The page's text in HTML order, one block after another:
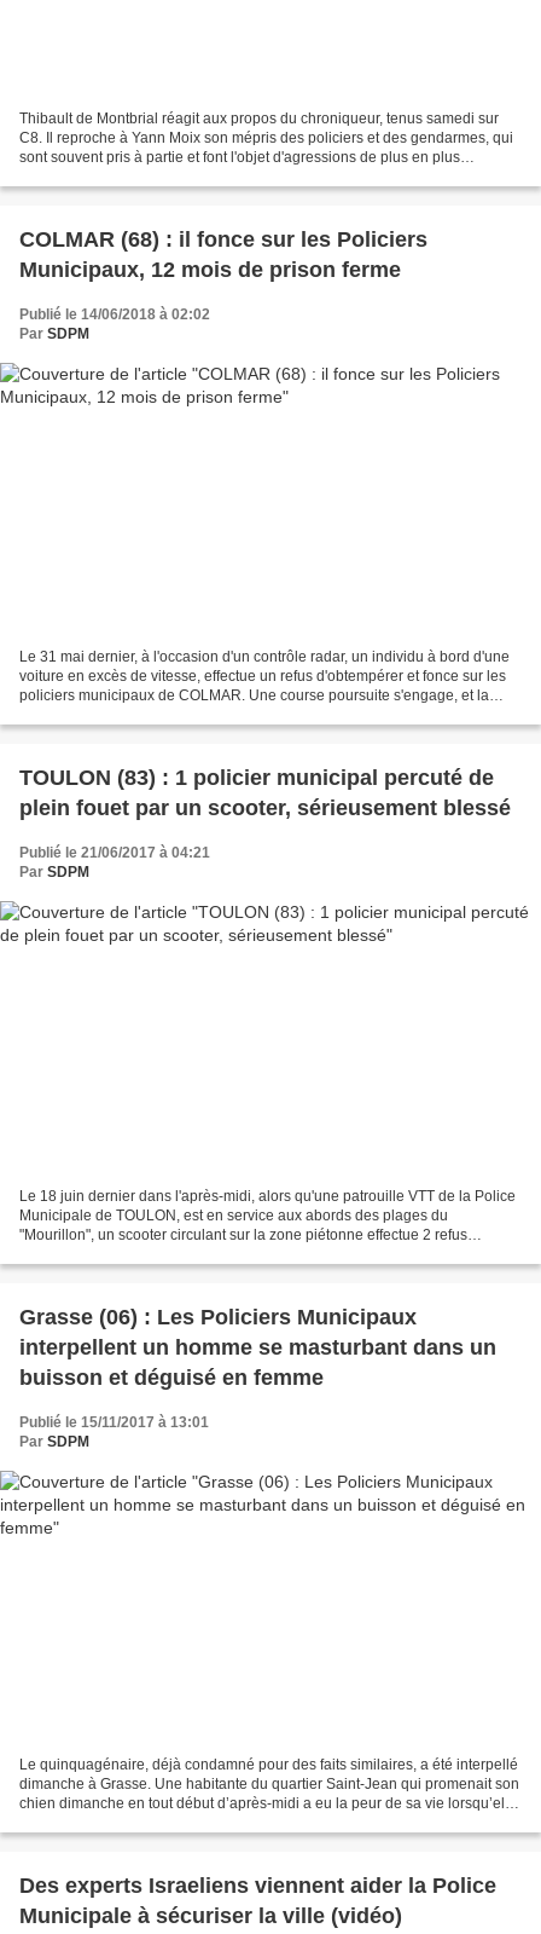
Thibault de Montbrial réagit aux propos du chroniqueur, tenus samedi sur
C8. Il reproche à Yann Moix son mépris des policiers et des gendarmes, qui
sont souvent pris à partie et font l'objet d'agressions de plus en plus
COLMAR (68) : il fonce sur les Policiers
Municipaux, 12 mois de prison ferme
Publié le 14/06/2018 à 02:02
Par SDPM
Le 31 mai dernier, à l'occasion d'un contrôle radar, un individu à bord d'une
voiture en excès de vitesse, effectue un refus d'obtempérer et fonce sur les
policiers municipaux de COLMAR. Une course poursuite s'engage, et la
TOULON (83) : 1 policier municipal percuté de
plein fouet par un scooter, sérieusement blessé
Publié le 21/06/2017 à 04:21
Par SDPM
Le 18 juin dernier dans l'après-midi, alors qu'une patrouille VTT de la Police
Municipale de TOULON, est en service aux abords des plages du
"Mourillon", un scooter circulant sur la zone piétonne effectue 2 refus
Grasse (06) : Les Policiers Municipaux
interpellent un homme se masturbant dans un
buisson et déguisé en femme
Publié le 15/11/2017 à 13:01
Par SDPM
Le quinquagénaire, déjà condamné pour des faits similaires, a été interpellé
dimanche à Grasse. Une habitante du quartier Saint-Jean qui promenait son
chien dimanche en tout début d’après-midi a eu la peur de sa vie lorsqu’elle
Des experts Israeliens viennent aider la Police
Municipale à sécuriser la ville (vidéo)